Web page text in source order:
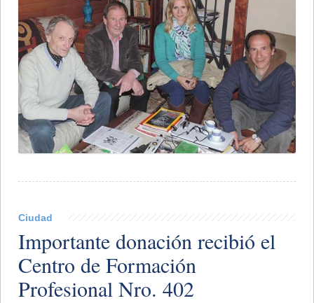
Ciudad
Importante donación recibió el
Centro de Formación
Profesional Nro. 402